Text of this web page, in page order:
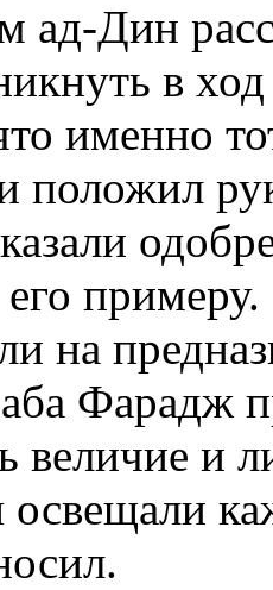
Дин
в
именно
положил
его
на
Фарадж
величие и
освещали